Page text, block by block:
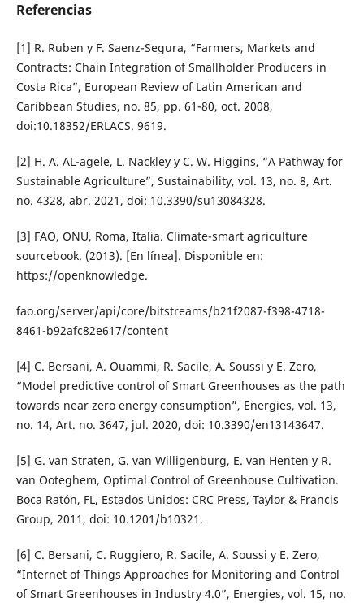
Referencias
[1] R. Ruben y F. Saenz-Segura, “Farmers, Markets and
Contracts: Chain Integration of Smallholder Producers in
Costa Rica”, European Review of Latin American and
Caribbean Studies, no. 85, pp. 61-80, oct. 2008,
doi:10.18352/ERLACS. 9619.
[2] H. A. AL-agele, L. Nackley y C. W. Higgins, “A Pathway for
Sustainable Agriculture”, Sustainability, vol. 13, no. 8, Art.
no. 4328, abr. 2021, doi: 10.3390/su13084328.
[3] FAO, ONU, Roma, Italia. Climate-smart agriculture
sourcebook. (2013). [En línea]. Disponible en:
https://openknowledge.
fao.org/server/api/core/bitstreams/b21f2087-f398-4718-
8461-b92afc82e617/content
[4] C. Bersani, A. Ouammi, R. Sacile, A. Soussi y E. Zero,
“Model predictive control of Smart Greenhouses as the path
towards near zero energy consumption”, Energies, vol. 13,
no. 14, Art. no. 3647, jul. 2020, doi: 10.3390/en13143647.
[5] G. van Straten, G. van Willigenburg, E. van Henten y R.
van Ooteghem, Optimal Control of Greenhouse Cultivation.
Boca Ratón, FL, Estados Unidos: CRC Press, Taylor & Francis
Group, 2011, doi: 10.1201/b10321.
[6] C. Bersani, C. Ruggiero, R. Sacile, A. Soussi y E. Zero,
“Internet of Things Approaches for Monitoring and Control
of Smart Greenhouses in Industry 4.0”, Energies, vol. 15, no.